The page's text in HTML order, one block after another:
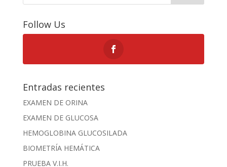
Follow Us
Entradas recientes
EXAMEN DE ORINA
EXAMEN DE GLUCOSA
HEMOGLOBINA GLUCOSILADA
BIOMETRÍA HEMÁTICA
PRUEBA V.I.H.